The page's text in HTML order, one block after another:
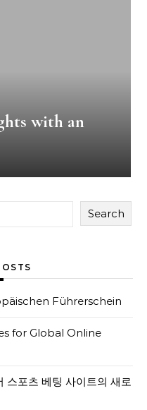
with an
Search
Führerschein
for Global Online
스포츠 베팅 사이트의 새로